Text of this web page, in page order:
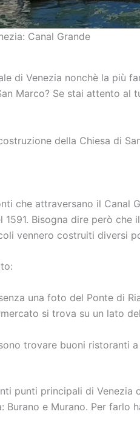
Canal Grande
di Venezia nonchè la più
Marco? Se stai attento
della Chiesa di
che attraversano il Canal
Bisogna dire però
vennero costruiti diversi
una foto del Ponte di
si trova su un lato
trovare buoni ristoranti
punti principali di
Burano e Murano. Per